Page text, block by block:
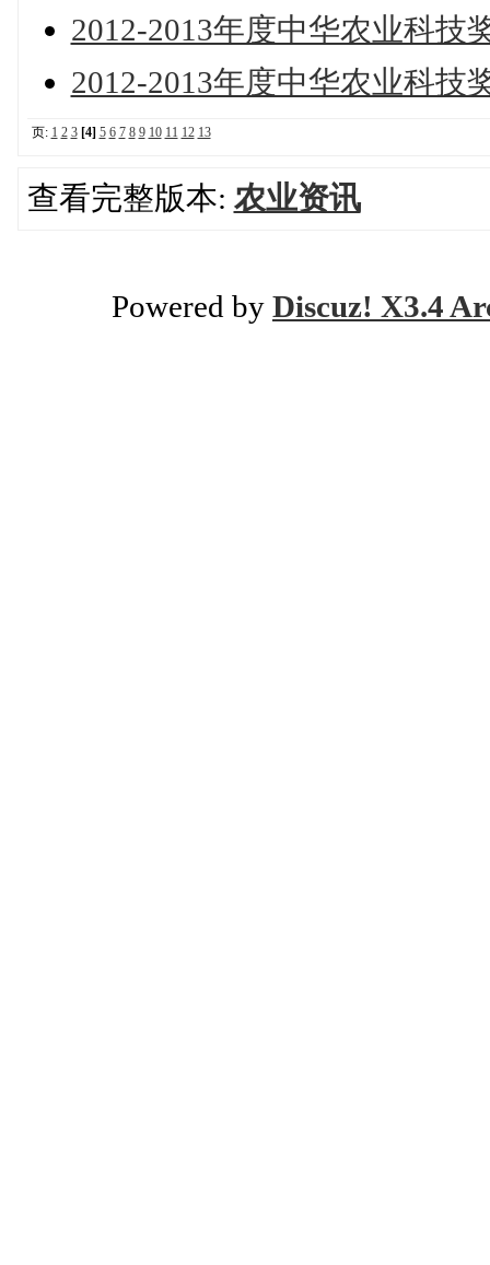
2012-2013年度中华农业科技
2012-2013年度中华农业科技
页: 1 2 3 [4] 5 6 7 8 9 10 11 12 13
查看完整版本: 农业资讯
Powered by Discuz! X3.4